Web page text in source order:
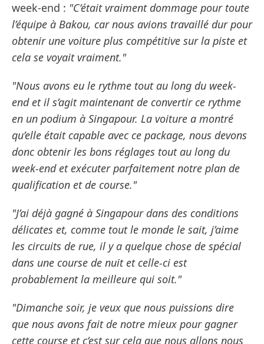
week-end : "C’était vraiment dommage pour toute
l’équipe à Bakou, car nous avions travaillé dur pour
obtenir une voiture plus compétitive sur la piste et
cela se voyait vraiment."
"Nous avons eu le rythme tout au long du week-
end et il s’agit maintenant de convertir ce rythme
en un podium à Singapour. La voiture a montré
qu’elle était capable avec ce package, nous devons
donc obtenir les bons réglages tout au long du
week-end et exécuter parfaitement notre plan de
qualification et de course."
"J’ai déjà gagné à Singapour dans des conditions
délicates et, comme tout le monde le sait, j’aime
les circuits de rue, il y a quelque chose de spécial
dans une course de nuit et celle-ci est
probablement la meilleure qui soit."
"Dimanche soir, je veux que nous puissions dire
que nous avons fait de notre mieux pour gagner
cette course et c’est sur cela que nous allons nous